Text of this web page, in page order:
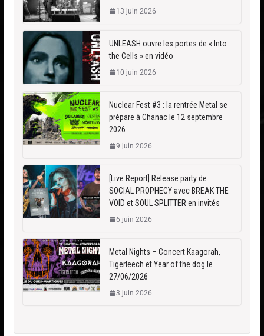
13 juin 2026
UNLEASH ouvre les portes de « Into
the Cells » en vidéo
10 juin 2026
Nuclear Fest #3 : la rentrée Metal se
prépare à Chanac le 12 septembre
2026
9 juin 2026
[Live Report] Release party de
SOCIAL PROPHECY avec BREAK THE
VOID et SOUL SPLITTER en invités
6 juin 2026
Metal Nights – Concert Kaagorah,
Tigerleech et Year of the dog le
27/06/2026
3 juin 2026